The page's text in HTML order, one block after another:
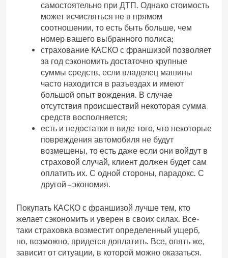
самостоятельно при ДТП. Однако стоимость
может исчисляться не в прямом
соотношении, то есть быть больше, чем
номер вашего выбранного полиса;
страхование КАСКО с франшизой позволяет
за год сэкономить достаточно крупные
суммы средств, если владелец машины
часто находится в разъездах и имеют
большой опыт вождения. В случае
отсутствия происшествий некоторая сумма
средств восполняется;
есть и недостатки в виде того, что некоторые
повреждения автомобиля не будут
возмещены, то есть даже если они войдут в
страховой случай, клиент должен будет сам
оплатить их. С одной стороны, парадокс. С
другой – экономия.
Покупать КАСКО с франшизой лучше тем, кто
желает сэкономить и уверен в своих силах. Все-
таки страховка возместит определенный ущерб,
но, возможно, придется доплатить. Все, опять же,
зависит от ситуации, в которой можно оказаться.